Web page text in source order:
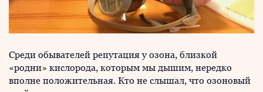
Среди обывателей репутация у озона, близкой
«родни» кислорода, которым мы дышим, нередко
вполне положительная. Кто не слышал, что озоновый